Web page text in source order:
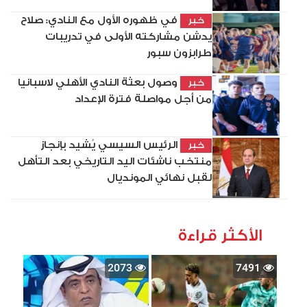
خبر
في ظهوره الأول مع النادي: صلاح
يدشن مشاركته الأولى في تدريبات
طرابزون سبور
خبر
وصول بعثة النادي الأهلي لاسبانيا
من أجل مواصلة فترة الإعداد
خبر
الرئيس السيسي يُشيد بإنجاز
منتخب ناشئات اليد التاريخي بعد التأهل
لقبل نهائي المونديال
الأكثر قراءة
7491
2073